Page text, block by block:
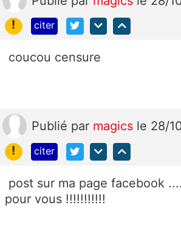
!
citer
coucou censure
Publié par magics le 28/
!
citer
post sur ma page facebook
pour vous !!!!!!!!!!!